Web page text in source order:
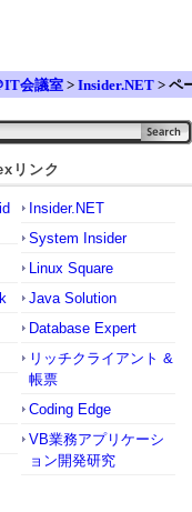
IT会議室 > Insider.NET > ペ
リンク
Insider.NET
System Insider
Linux Square
Java Solution
Database Expert
リッチクライアント &
帳票
Coding Edge
VB業務アプリケーシ
ョン開発研究